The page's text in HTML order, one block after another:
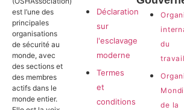
est l’une des
principales
organisations
de sécurité au
monde, avec
des sections et
des membres
actifs dans le
monde entier.
Déclaration
sur
l'esclavage
moderne
Termes
et
conditions
du
travail
de la